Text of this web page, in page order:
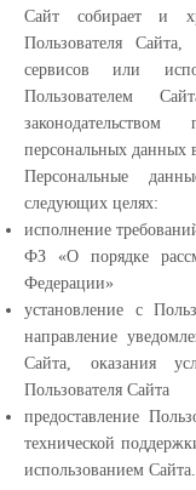
Сайт собирает и
Пользователя
сервисов или
Пользователем
законодательством
персональных данных
Персональные
следующих целях:
исполнение
ФЗ «О порядке
Федерации»
установление с
направление
Сайта, оказания
Пользователя Сайта
предоставление
технической
использованием Сайта.